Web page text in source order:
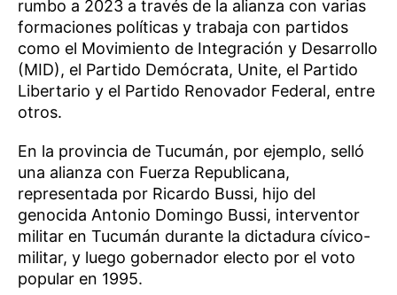
rumbo a 2023 a través de la alianza con varias
formaciones políticas y trabaja con partidos
como el Movimiento de Integración y Desarrollo
(MID), el Partido Demócrata, Unite, el Partido
Libertario y el Partido Renovador Federal, entre
otros.
En la provincia de Tucumán, por ejemplo, selló
una alianza con Fuerza Republicana,
representada por Ricardo Bussi, hijo del
genocida Antonio Domingo Bussi, interventor
militar en Tucumán durante la dictadura cívico-
militar, y luego gobernador electo por el voto
popular en 1995.